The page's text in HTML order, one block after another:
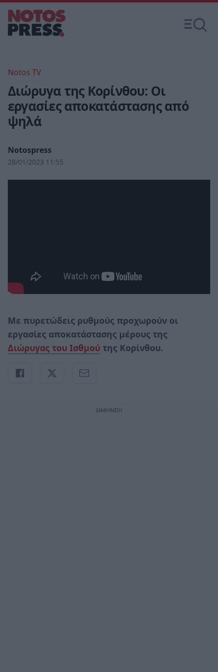
Notos TV
Διώρυγα της Κορίνθου: Οι
εργασίες αποκατάστασης από
ψηλά
Notospress
28/01/2023 11:55
Με πυρετώδεις ρυθμούς προχωρούν οι
εργασίες αποκατάστασης μέρους της
Διώρυγας του Ισθμού της Κορίνθου.